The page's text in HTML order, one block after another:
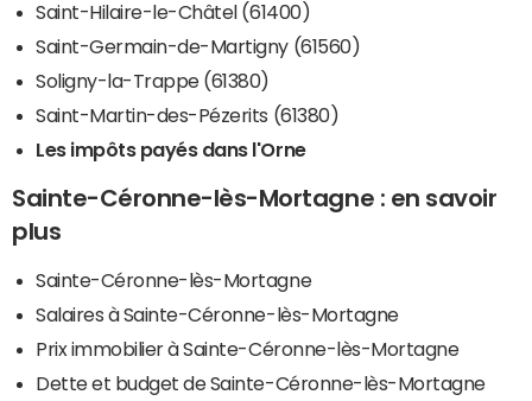
Saint-Hilaire-le-Châtel (61400)
Saint-Germain-de-Martigny (61560)
Soligny-la-Trappe (61380)
Saint-Martin-des-Pézerits (61380)
Les impôts payés dans l'Orne
Sainte-Céronne-lès-Mortagne : en savoir
plus
Sainte-Céronne-lès-Mortagne
Salaires à Sainte-Céronne-lès-Mortagne
Prix immobilier à Sainte-Céronne-lès-Mortagne
Dette et budget de Sainte-Céronne-lès-Mortagne